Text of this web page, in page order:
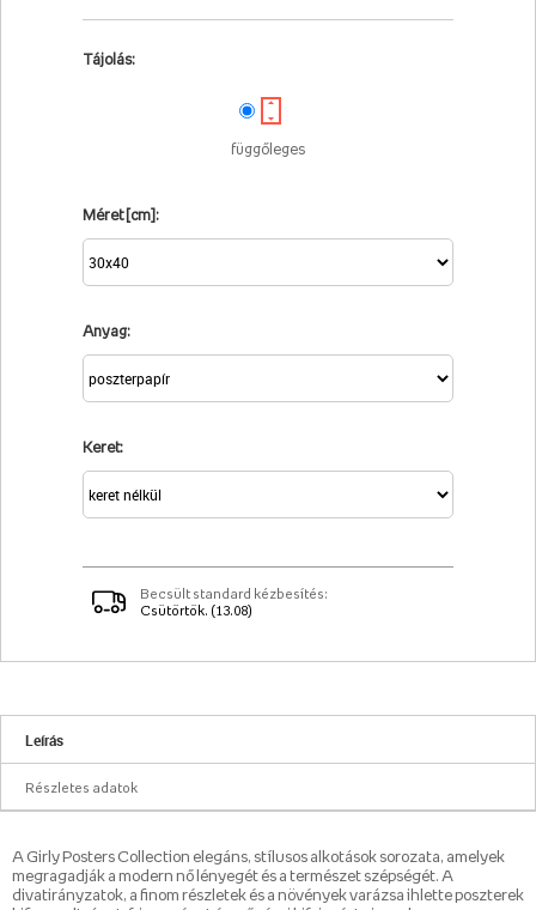
Tájolás:
függőleges
Méret [cm]:
Anyag:
Keret:
Becsült standard kézbesítés:
Csütörtök. (13.08)
Leírás
Részletes adatok
A Girly Posters Collection elegáns, stílusos alkotások sorozata, amelyek
megragadják a modern nő lényegét és a természet szépségét. A
divatirányzatok, a finom részletek és a növények varázsa ihlette poszterek